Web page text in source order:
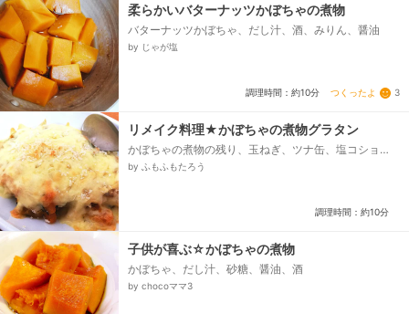
柔らかいバターナッツかぼちゃの煮物
バターナッツかぼちゃ、だし汁、酒、みりん、醤油
by じゃが塩
調理時間：約10分 つくったよ 3
リメイク料理★かぼちゃの煮物グラタン
かぼちゃの煮物の残り、玉ねぎ、ツナ缶、塩コショ
ウ、小麦粉、牛乳、溶けるチーズ、パン粉、あれば
by ふもふもたろう
調理時間：約10分
子供が喜ぶ☆かぼちゃの煮物
かぼちゃ、だし汁、砂糖、醤油、酒
by chocoママ3